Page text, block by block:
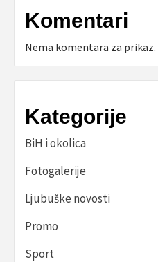
Komentari
Nema komentara za prikaz.
Kategorije
BiH i okolica
Fotogalerije
Ljubuške novosti
Promo
Sport